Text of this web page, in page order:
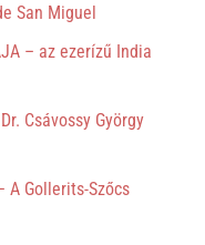
San Miguel
– az ezerízű India
Csávossy György
A Gollerits-Szőcs